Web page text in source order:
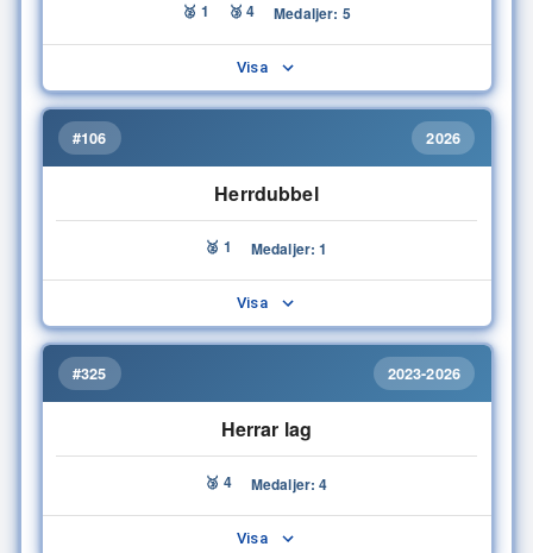
🥈 1 🥉 4 Medaljer: 5
Visa
#106 2026
Herrdubbel
🥈 1 Medaljer: 1
Visa
#325 2023-2026
Herrar lag
🥉 4 Medaljer: 4
Visa